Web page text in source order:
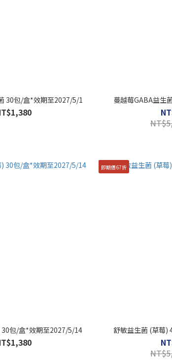
30包/盒*效期至2027/5/1 蔓越莓GABA益生
30包/盒*效期至2027/5/14
即期價67折
舒敏益生菌 (草莓)